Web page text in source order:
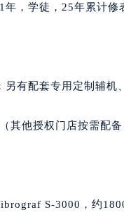
彦淖尔市临河区新华
峰市红山区哈达街积
伦贝尔市海拉尔区中
海市海勃湾区人民南
林郭勒盟市锡林浩特
城区迎宾街积家售后服
年，学徒，25年累计修
有配套专用定制辅机
其他授权门店按需配备
S-3000，约